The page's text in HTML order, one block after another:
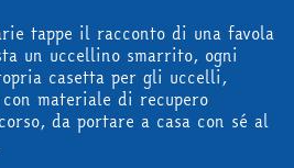
tappe il racconto di una favola
un uccellino smarrito, ogni
casetta per gli uccelli,
materiale di recupero
da portare a casa con sé al